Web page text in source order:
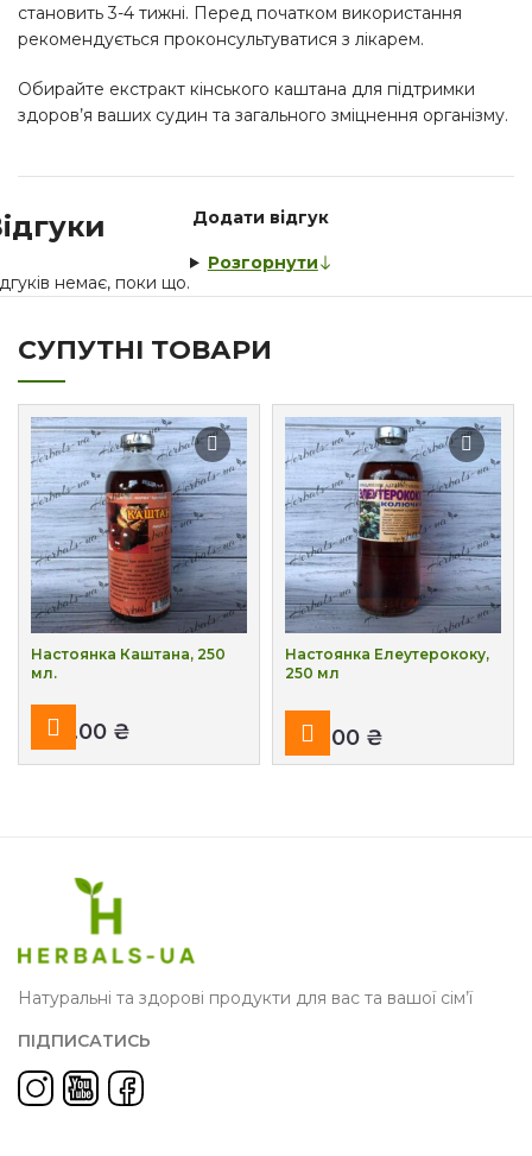
СУПУТНІ ТОВАРИ
Настоянка Каштана, 250
мл.
₴
Настоянка Елеутерококу,
250 мл
₴
становить 3-4 тижні. Перед початком використання
рекомендується проконсультуватися з лікарем.
Обирайте екстракт кінського каштана для підтримки
здоров’я ваших судин та загального зміцнення організму.
немає, поки що.
Додати відгук
Розгорнути
Натуральні та здорові продукти для вас та вашої сім’ї
ПІДПИСАТИСЬ